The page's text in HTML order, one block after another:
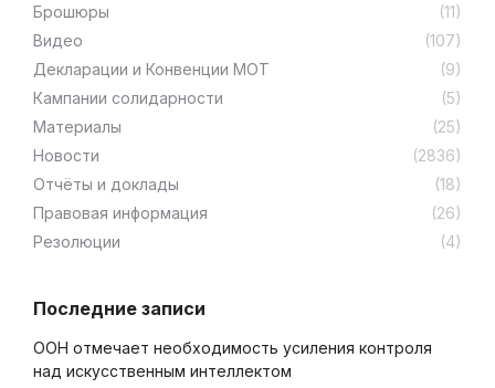
Брошюры
(11)
Видео
(107)
Декларации и Конвенции МОТ
(9)
Кампании солидарности
(5)
Материалы
(25)
Новости
(2836)
Отчёты и доклады
(18)
Правовая информация
(26)
Резолюции
(4)
Последние записи
ООН отмечает необходимость усиления контроля
над искусственным интеллектом